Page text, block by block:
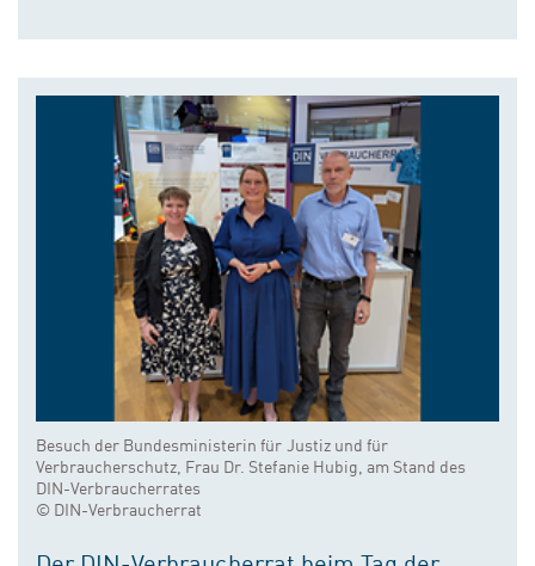
Besuch der Bundesministerin für Justiz und für
Verbraucherschutz, Frau Dr. Stefanie Hubig, am Stand des
DIN-Verbraucherrates
© DIN-Verbraucherrat